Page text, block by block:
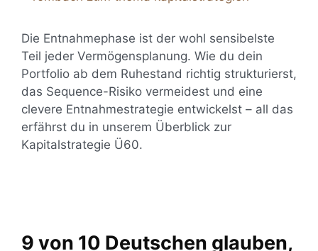
Die Entnahmephase ist der wohl sensibelste
Teil jeder Vermögensplanung. Wie du dein
Portfolio ab dem Ruhestand richtig strukturierst,
das Sequence-Risiko vermeidest und eine
clevere Entnahmestrategie entwickelst – all das
erfährst du in unserem Überblick zur
Kapitalstrategie Ü60.
9 von 10 Deutschen glauben,